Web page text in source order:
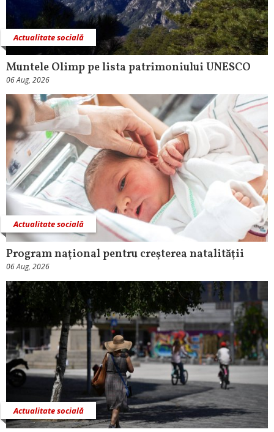
Actualitate socială
Muntele Olimp pe lista patrimoniului UNESCO
06 Aug, 2026
Actualitate socială
Program naţional pentru creşterea natalităţii
06 Aug, 2026
Actualitate socială